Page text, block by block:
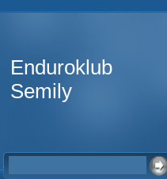
Enduroklub
Semily